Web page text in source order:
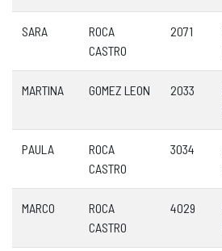
SARA
ROCA
CASTRO
2071
MARTINA GOMEZ LEON 2033
PAULA
ROCA
CASTRO
3034
MARCO
ROCA
CASTRO
4029